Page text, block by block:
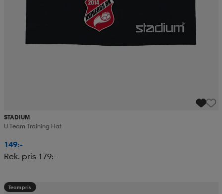
STADIUM
U Team Training Hat
149:-
Rek. pris 179:-
Teampris